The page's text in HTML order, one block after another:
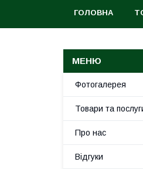
ГОЛОВНА
Фотогалерея
Товари та
Про нас
Відгуки